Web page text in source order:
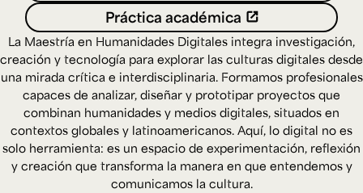
Configuración de cookies
Universidad de los Andes | Vigilada Mineducación.
Reconocimiento como universidad: Decreto 1297 del 30
de mayo de 1964. Reconocimiento de personería jurídica:
Resolución 28 del 23 de febrero de 1949, Minjusticia.
Acreditación institucional de alta calidad, 10 años:
Resolución 000194 del 16 de enero del 2025.
Ext. 2626
Posgrados
Ext. 4925
Educación
Continua
Ext. 4795
Práctica académica
La Maestría en Humanidades Digitales integra investigación,
creación y tecnología para explorar las culturas digitales desde
una mirada crítica e interdisciplinaria. Formamos profesionales
capaces de analizar, diseñar y prototipar proyectos que
combinan humanidades y medios digitales, situados en
contextos globales y latinoamericanos. Aquí, lo digital no es
solo herramienta: es un espacio de experimentación, reflexión
y creación que transforma la manera en que entendemos y
comunicamos la cultura.